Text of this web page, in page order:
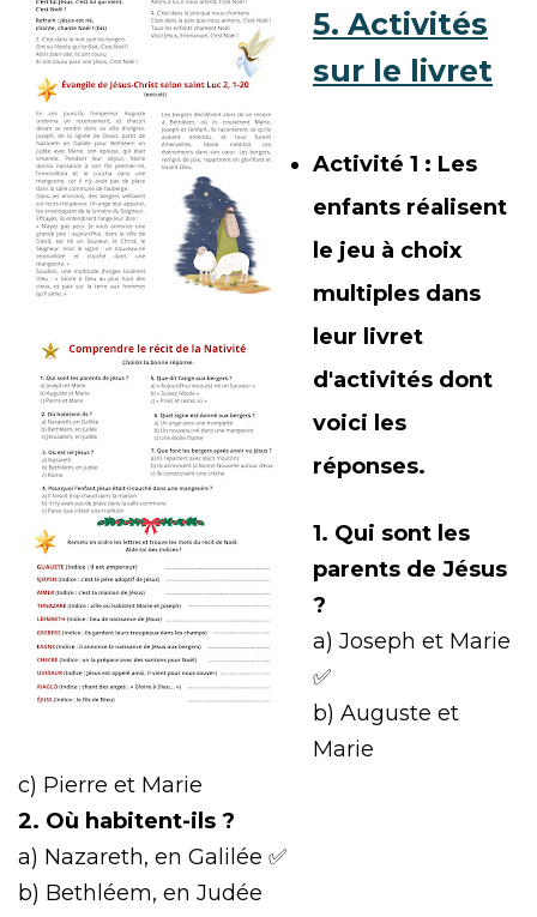
5. Activités
sur le livret
Activité 1 : Les
enfants réalisent
le jeu à choix
multiples dans
leur livret
d'activités dont
voici les
réponses.
1. Qui sont les
parents de Jésus
?
a) Joseph et Marie
✅
b) Auguste et
Marie
c) Pierre et Marie
2. Où habitent-ils ?
a) Nazareth, en Galilée ✅
b) Bethléem, en Judée